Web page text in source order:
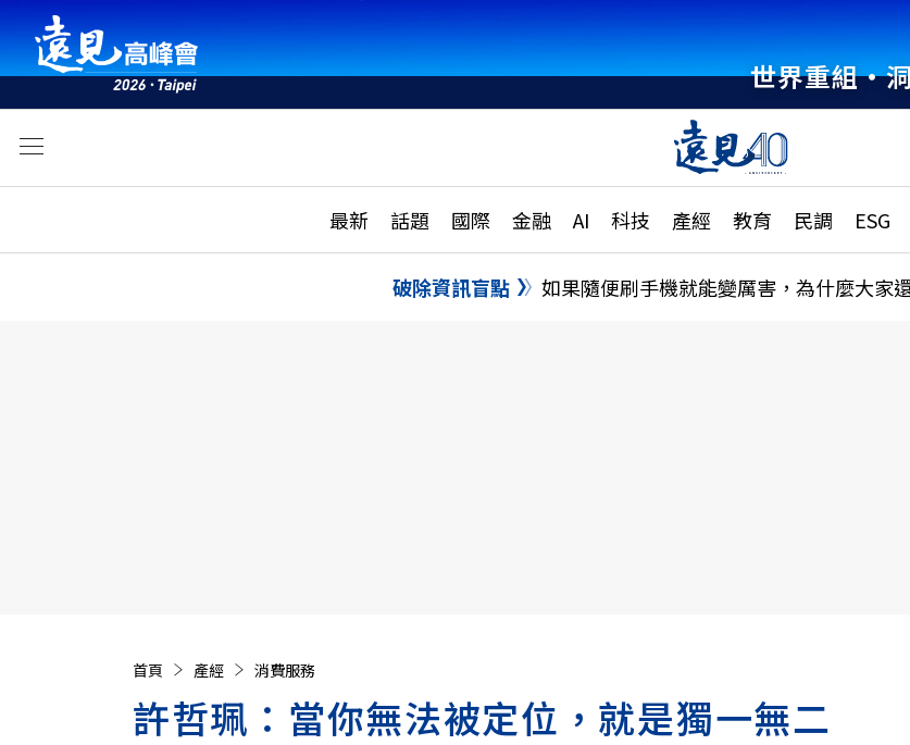
世界重組・
最新 話題 國際 金融 AI 科技 產經 教育 民調 ESG
活動
話題
國際
特輯
大學升學、職涯攻略
縣市施政調查全解析
破除資訊盲點 如果隨便刷手機就能變厲害，為什麼大家
首頁 產經 消費服務
許哲珮：當你無法被定位，就是獨一無二